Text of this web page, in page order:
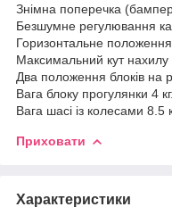
Знімна поперечка
Безшумне регулювання
Горизонтальне
Максимальний кут нахилу
Два положення блоків на
Вага блоку прогулянки 4 кг.
Вага шасі із колесами 8.5
Приховати
Характеристики